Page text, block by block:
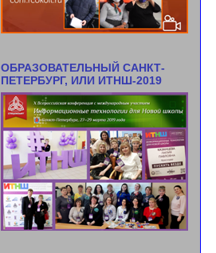
ОБРАЗОВАТЕЛЬНЫЙ САНКТ-
ПЕТЕРБУРГ, ИЛИ ИТНШ-2019